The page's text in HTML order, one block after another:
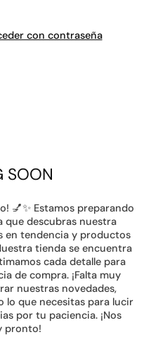
con contraseña
SOON
💅✨ Estamos preparando
que descubras nuestra
en tendencia y productos
tienda se encuentra
cada detalle para
de compra. ¡Falta muy
nuestras novedades,
lo que necesitas para lucir
por tu paciencia. ¡Nos
pronto!